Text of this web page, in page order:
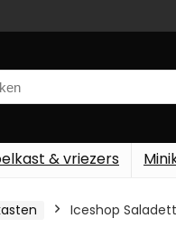
& vriezers
Iceshop